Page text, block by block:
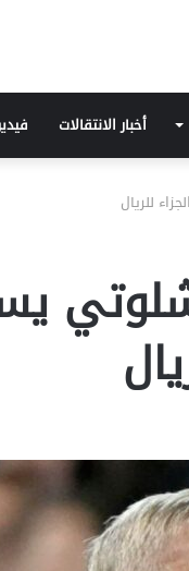
أخبار الانتقالات
للريال